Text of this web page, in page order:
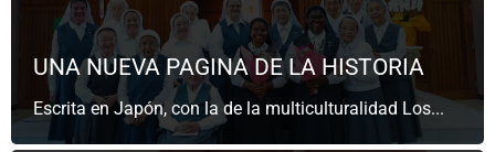
UNA NUEVA PAGINA DE LA HISTORIA
Escrita en Japón, con la de la multiculturalidad Los...